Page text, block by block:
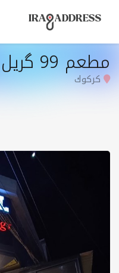
مطعم 99 گریل
کرکوك